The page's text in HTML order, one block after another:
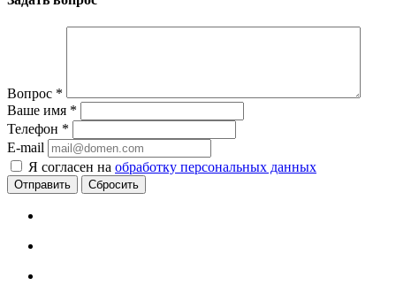
Вопрос *
Ваше имя *
Телефон *
E-mail
Я согласен на обработку персональных данных
Сбросить